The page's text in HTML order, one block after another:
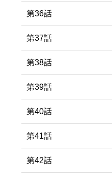
第36話
第37話
第38話
第39話
第40話
第41話
第42話